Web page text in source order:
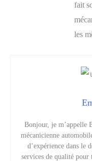
fait
les
Bonjour, je m’appelle
mécanicienne
d’expérience dans le
services de qualité pour